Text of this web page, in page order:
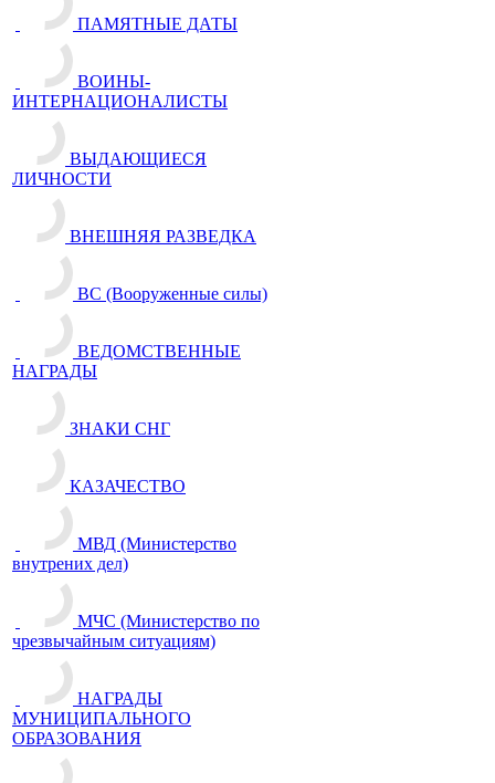
ПАМЯТНЫЕ ДАТЫ
ВОИНЫ-
ИНТЕРНАЦИОНАЛИСТЫ
ВЫДАЮЩИЕСЯ
ЛИЧНОСТИ
ВНЕШНЯЯ РАЗВЕДКА
ВС (Вооруженные силы)
ВЕДОМСТВЕННЫЕ
НАГРАДЫ
ЗНАКИ СНГ
КАЗАЧЕСТВО
МВД (Министерство
внутрених дел)
МЧС (Министерство по
чрезвычайным ситуациям)
НАГРАДЫ
МУНИЦИПАЛЬНОГО
ОБРАЗОВАНИЯ